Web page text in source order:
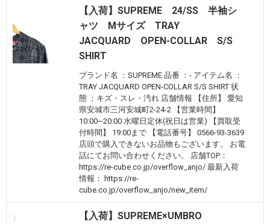
【入荷】SUPREME 24/SS 半袖シ
ャツ Mサイズ TRAY
JACQUARD OPEN-COLLAR S/S
SHIRT
ブランド名 ：SUPREME 品番 ：- アイテム名 ：
TRAY JACQUARD OPEN-COLLAR S/S SHIRT 状
態 ：キズ・スレ・汚れ 店舗情報 【住所】 愛知
県安城市三河安城町2-24-2 【営業時間】
10:00~20:00 水曜日定休(祝日は営業) 【買取受
付時間】 19:00まで 【電話番号】 0566-93-3639
店頭で購入できないお品物もございます。 お電
話にてお問い合わせください。 店舗TOP：
https://re-cube.co.jp/overflow_anjo/ 最新入荷
情報： https://re-
cube.co.jp/overflow_anjo/new_item/
【入荷】SUPREME×UMBRO